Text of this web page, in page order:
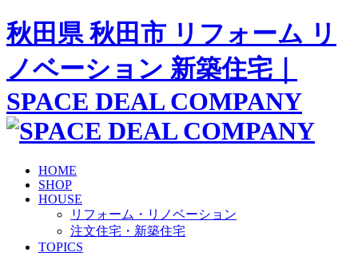
秋田県 秋田市 リフォーム リ
ノベーション 新築住宅｜
SPACE DEAL COMPANY
HOME
SHOP
HOUSE
リフォーム・リノベーション
注文住宅・新築住宅
TOPICS